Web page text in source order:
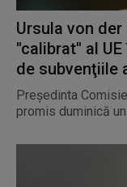
Ursula von
''calibrat'' al
de subvenţiile
Preşedinta
promis duminică